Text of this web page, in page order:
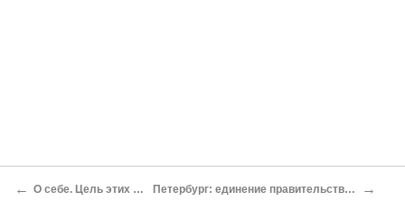
← О себе. Цель этих записок Петербург: единение правительства и общества →